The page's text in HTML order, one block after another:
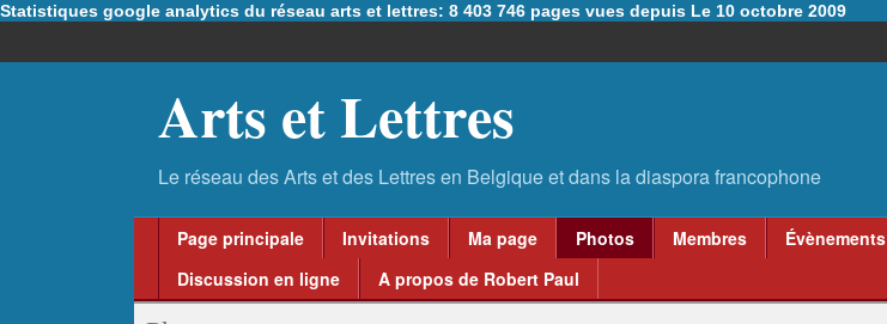
Statistiques google analytics du réseau arts et lettres: 8 403 746 pages vues depuis Le 10 octobre 2009
Arts et Lettres
Page principale Invitations Ma page Photos Membres Évènements
Discussion en ligne
A propos de Robert Paul